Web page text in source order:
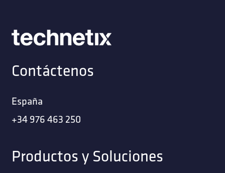
Contáctenos
España
+34 976 463 250
Productos y Soluciones